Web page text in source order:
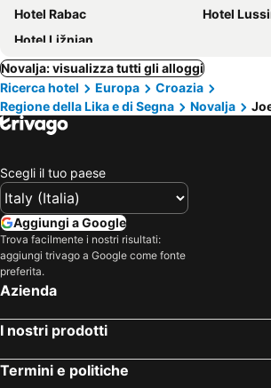
Hotel Rabac
Hotel
Hotel Ližnjan
Novalja: visualizza tutti gli alloggi
Ricerca hotel
Europa
Croazia
Regione della Lika e di Segna
Novalja
Scegli il tuo paese
Aggiungi a Google
Trova facilmente i nostri risultati:
aggiungi trivago a Google come fonte
preferita.
Azienda
I nostri prodotti
Termini e politiche